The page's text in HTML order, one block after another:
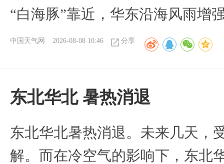
“白海豚”靠近，华东沿海风雨增
中国天气网 2026-08-08 10:46 分享
​东北华北 暑热消退
东北华北暑热消退。未来几天，
解。而在冷空气的影响下，东北